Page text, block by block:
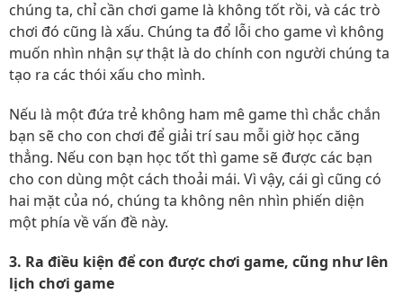
chúng ta, chỉ cần chơi game là không tốt rồi, và các trò
chơi đó cũng là xấu. Chúng ta đổ lỗi cho game vì không
muốn nhìn nhận sự thật là do chính con người chúng ta
tạo ra các thói xấu cho mình.
Nếu là một đứa trẻ không ham mê game thì chắc chắn
bạn sẽ cho con chơi để giải trí sau mỗi giờ học căng
thẳng. Nếu con bạn học tốt thì game sẽ được các bạn
cho con dùng một cách thoải mái. Vì vậy, cái gì cũng có
hai mặt của nó, chúng ta không nên nhìn phiến diện
một phía về vấn đề này.
3. Ra điều kiện để con được chơi game, cũng như lên
lịch chơi game